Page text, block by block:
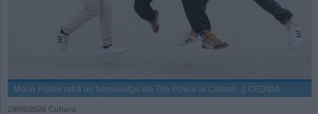
Moon Police retrà un homenatge als The Police al Calissó. || CEDIDA
29/05/2026 Cultura